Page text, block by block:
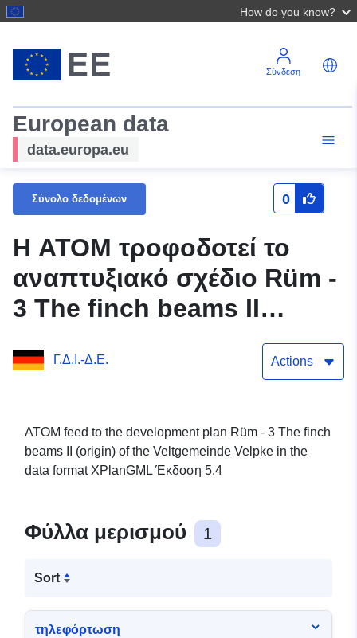
How do you know?
Σύνδεση
European data
data.europa.eu
Σύνολο δεδομένων 0
Η ATOM τροφοδοτεί το
αναπτυξιακό σχέδιο Rüm -
3 The finch beams II
(καταγωγή) του δήμου
Velpke
Γ.Δ.Ι.-Δ.Ε. Actions
ATOM feed to the development plan Rüm - 3 The finch
beams II (origin) of the Veltgemeinde Velpke in the
data format XPlanGML Έκδοση 5.4
Φύλλα μερισμού 1
Sort
τηλεφόρτωση